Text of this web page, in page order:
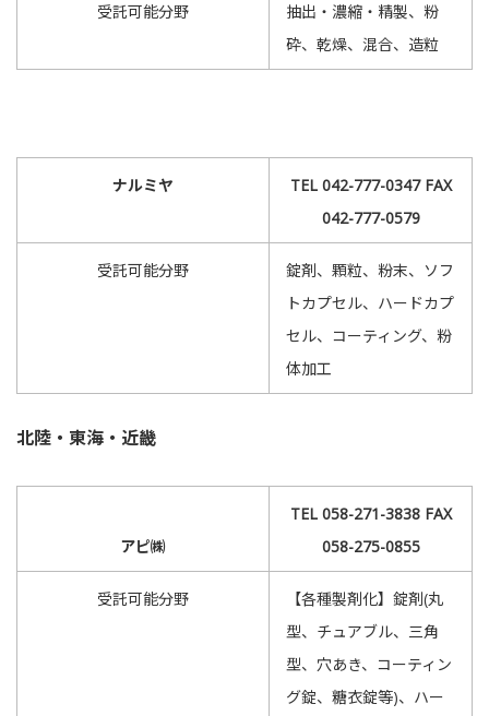
受託可能分野
抽出・濃縮・精製、粉
砕、乾燥、混合、造粒
ナルミヤ
TEL 042-777-0347 FAX
042-777-0579
受託可能分野
錠剤、顆粒、粉末、ソフ
トカプセル、ハードカプ
セル、コーティング、粉
体加工
北陸・東海・近畿
アピ㈱
TEL 058-271-3838 FAX
058-275-0855
受託可能分野
【各種製剤化】錠剤(丸
型、チュアブル、三角
型、穴あき、コーティン
グ錠、糖衣錠等)、ハー